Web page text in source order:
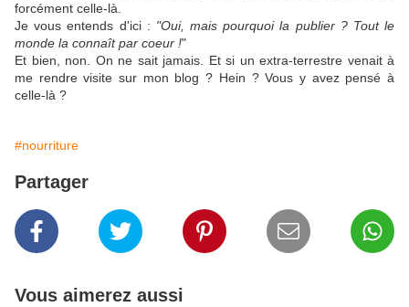
forcément celle-là.
Je vous entends d'ici : "Oui, mais pourquoi la publier ? Tout le
monde la connaît par coeur !"
Et bien, non. On ne sait jamais. Et si un extra-terrestre venait à
me rendre visite sur mon blog ? Hein ? Vous y avez pensé à
celle-là ?
#nourriture
Partager
Vous aimerez aussi